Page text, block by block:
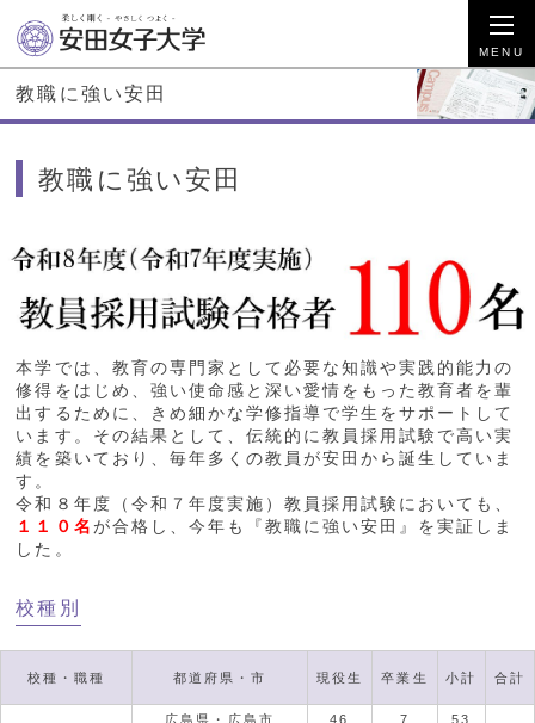
教職に強い安田
教職に強い安田
本学では、教育の専門家として必要な知識や実践的能力の
修得をはじめ、強い使命感と深い愛情をもった教育者を輩
出するために、きめ細かな学修指導で学生をサポートして
います。その結果として、伝統的に教員採用試験で高い実
績を築いており、毎年多くの教員が安田から誕生していま
す。
令和８年度（令和７年度実施）教員採用試験においても、
１１０名 が合格し、今年も『教職に強い安田』を実証しま
した。
校種別
校種・職種 都道府県・市 現役生 卒業生 小計 合計
広島県・広島市 46 7 53